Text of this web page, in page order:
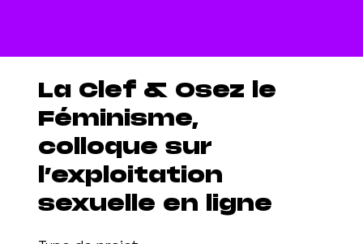
La Clef & Osez le
Féminisme,
colloque sur
l’exploitation
sexuelle en ligne